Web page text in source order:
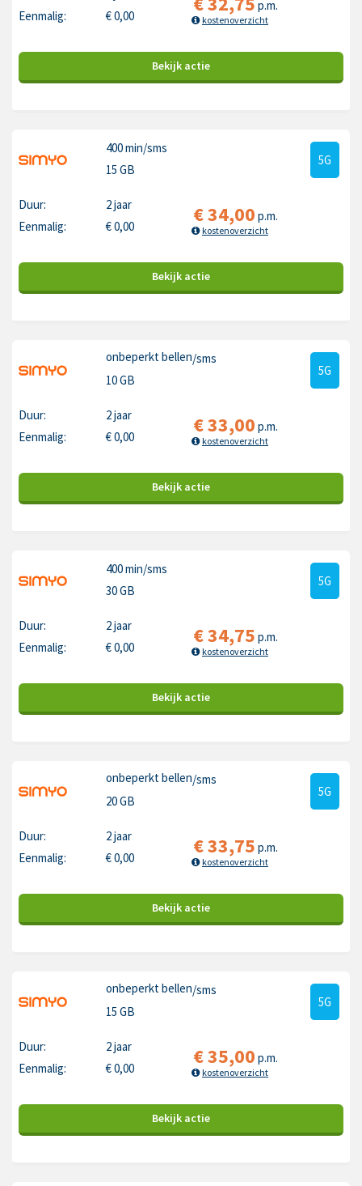
Eenmalig:
€0,00
p.m.
kostenoverzicht
Bekijk actie
400 min/sms
15 GB
5G
Duur:
2 jaar
Eenmalig:
€0,00 €34,00 p.m.
kostenoverzicht
Bekijk actie
onbeperkt bellen/sms
10 GB
5G
Duur:
2 jaar
Eenmalig:
€0,00 €33,00 p.m.
kostenoverzicht
Bekijk actie
400 min/sms
30 GB
5G
Duur:
2 jaar
Eenmalig:
€0,00 €34,75 p.m.
kostenoverzicht
Bekijk actie
onbeperkt bellen/sms
20 GB
5G
Duur:
2 jaar
Eenmalig:
€0,00 €33,75 p.m.
kostenoverzicht
Bekijk actie
onbeperkt bellen/sms
15 GB
5G
Duur:
2 jaar
Eenmalig:
€0,00 €35,00 p.m.
kostenoverzicht
Bekijk actie